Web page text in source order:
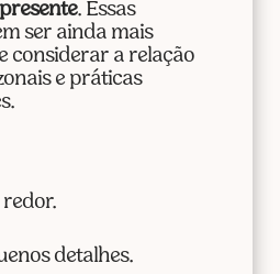
presente. Essas
ser ainda mais
considerar a relação
e práticas
detalhes.